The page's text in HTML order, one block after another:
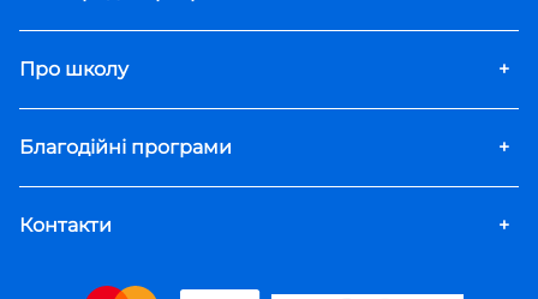
Про школу +
Благодійні програми +
Контакти +